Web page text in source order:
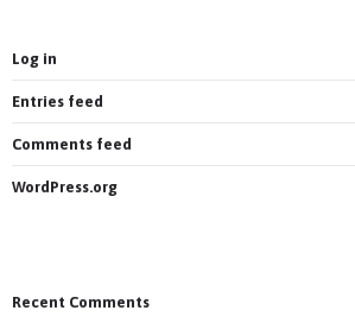
Log in
Entries feed
Comments feed
WordPress.org
Recent Comments